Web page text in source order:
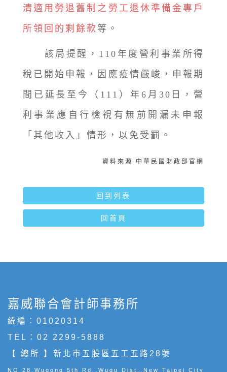
清適用勞退舊制之勞工退休準備金專戶
所領回的剩餘款 等。
該局提醒，110年度營利事業所得
稅已開始申報，因應疫情嚴峻，申報期
間已延長至今（111）年6月30日，營
利事業應自行檢視有無前開漏未申報
「其他收入」情形，以免受罰。
資料來源 中華民國財政部官網
回到列表
回首頁
嘉威聯合會計師事務所
統編：01020314
TEL： 02 2299-5888
【 總所 】新北市五股區五工五路28號
NO.28,Wugong 5th Rd.,Wugu Dist.,New Taipei City